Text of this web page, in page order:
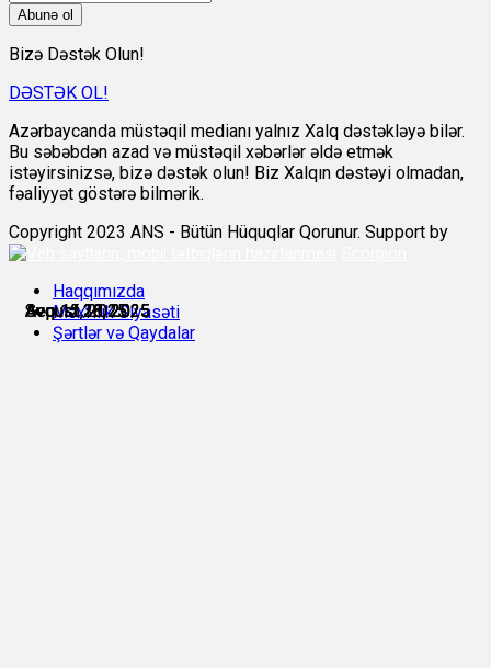
Avqust 26, 2025
Avqust 28, 2025
Avqust 28, 2025
Avqust 30, 2025
Sep 12, 2025
Sep 15, 2025
Abunə ol
Bizə Dəstək Olun!
DƏSTƏK OL!
Azərbaycanda müstəqil medianı yalnız Xalq dəstəkləyə bilər.
Bu səbəbdən azad və müstəqil xəbərlər əldə etmək
istəyirsinizsə, bizə dəstək olun! Biz Xalqın dəstəyi olmadan,
fəaliyyət göstərə bilmərik.
Copyright 2023 ANS - Bütün Hüquqlar Qorunur. Support by
Haqqımızda
Məxfilik Siyasəti
Şərtlər və Qaydalar